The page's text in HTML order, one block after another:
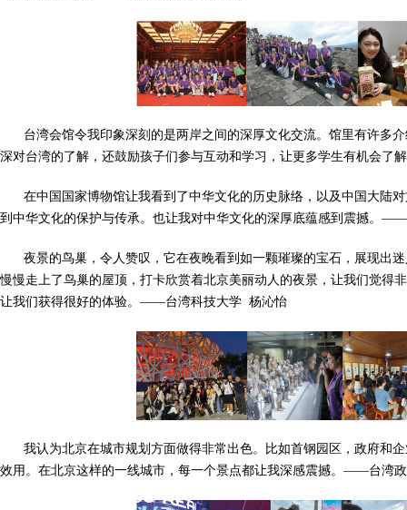
台湾会馆令我印象深刻的是两岸之间的深厚文化交流。馆里有许多
深对台湾的了解，还鼓励孩子们参与互动和学习，让更多学生有机会了
在中国国家博物馆让我看到了中华文化的历史脉络，以及中国大陆
到中华文化的保护与传承。也让我对中华文化的深厚底蕴感到震撼。
夜景的鸟巢，令人赞叹，它在夜晚看到如一颗璀璨的宝石，展现出
慢慢走上了鸟巢的屋顶，打卡欣赏着北京美丽动人的夜景，让我们觉得
让我们获得很好的体验。——台湾科技大学 杨沁怡
我认为北京在城市规划方面做得非常出色。比如首钢园区，政府和
效用。在北京这样的一线城市，每一个景点都让我深感震撼。——台湾